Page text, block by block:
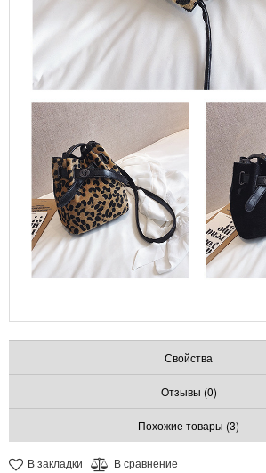
Свойства
Отзывы (0)
Похожие товары (3)
В закладки В сравнение